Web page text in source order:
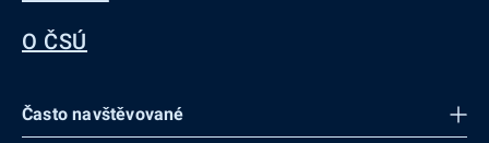
O ČSÚ
Často navštěvované